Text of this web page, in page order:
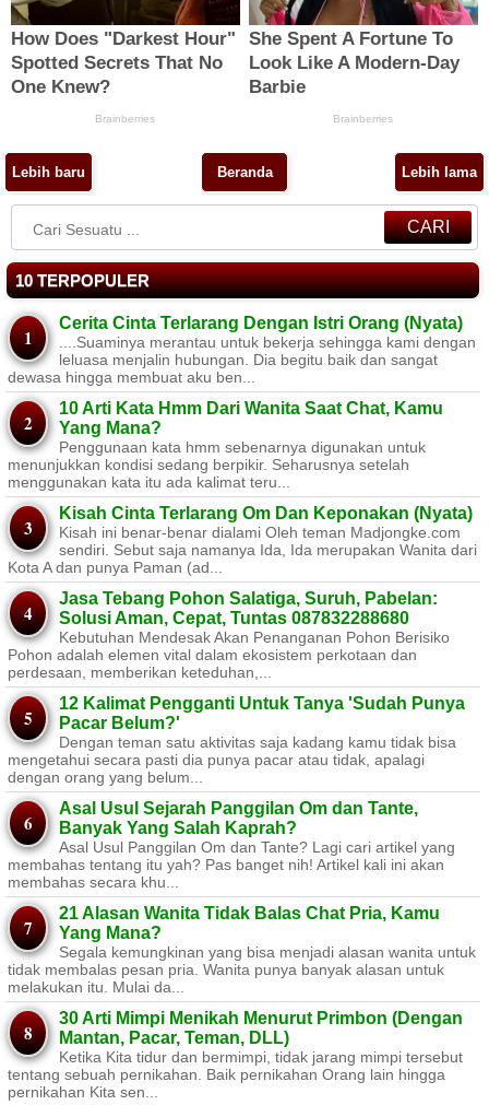
Lebih baru Lebih lama
Beranda
CARI
10 TERPOPULER
Cerita Cinta Terlarang Dengan Istri Orang (Nyata)
....Suaminya merantau untuk bekerja sehingga kami dengan
leluasa menjalin hubungan. Dia begitu baik dan sangat
dewasa hingga membuat aku ben...
10 Arti Kata Hmm Dari Wanita Saat Chat, Kamu
Yang Mana?
Penggunaan kata hmm sebenarnya digunakan untuk
menunjukkan kondisi sedang berpikir. Seharusnya setelah
menggunakan kata itu ada kalimat teru...
Kisah Cinta Terlarang Om Dan Keponakan (Nyata)
Kisah ini benar-benar dialami Oleh teman Madjongke.com
sendiri. Sebut saja namanya Ida, Ida merupakan Wanita dari
Kota A dan punya Paman (ad...
Jasa Tebang Pohon Salatiga, Suruh, Pabelan:
Solusi Aman, Cepat, Tuntas 087832288680
Kebutuhan Mendesak Akan Penanganan Pohon Berisiko ​
Pohon adalah elemen vital dalam ekosistem perkotaan dan
perdesaan, memberikan keteduhan,...
12 Kalimat Pengganti Untuk Tanya 'Sudah Punya
Pacar Belum?'
Dengan teman satu aktivitas saja kadang kamu tidak bisa
mengetahui secara pasti dia punya pacar atau tidak, apalagi
dengan orang yang belum...
Asal Usul Sejarah Panggilan Om dan Tante,
Banyak Yang Salah Kaprah?
Asal Usul Panggilan Om dan Tante? Lagi cari artikel yang
membahas tentang itu yah? Pas banget nih! Artikel kali ini akan
membahas secara khu...
21 Alasan Wanita Tidak Balas Chat Pria, Kamu
Yang Mana?
Segala kemungkinan yang bisa menjadi alasan wanita untuk
tidak membalas pesan pria. Wanita punya banyak alasan untuk
melakukan itu. Mulai da...
30 Arti Mimpi Menikah Menurut Primbon (Dengan
Mantan, Pacar, Teman, DLL)
Ketika Kita tidur dan bermimpi, tidak jarang mimpi tersebut
tentang sebuah pernikahan. Baik pernikahan Orang lain hingga
pernikahan Kita sen...